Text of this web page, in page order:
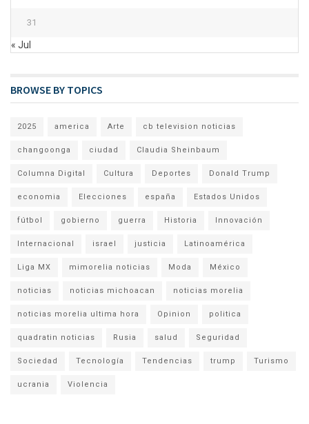
31
« Jul
BROWSE BY TOPICS
2025 america Arte cb television noticias
changoonga ciudad Claudia Sheinbaum
Columna Digital Cultura Deportes Donald Trump
economia Elecciones españa Estados Unidos
fútbol gobierno guerra Historia Innovación
Internacional israel justicia Latinoamérica
Liga MX mimorelia noticias Moda México
noticias noticias michoacan noticias morelia
noticias morelia ultima hora Opinion politica
quadratin noticias Rusia salud Seguridad
Sociedad Tecnología Tendencias trump Turismo
ucrania Violencia